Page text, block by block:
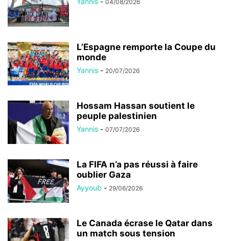
04/08/2026
L’Espagne remporte la Coupe du
monde
Yannis - 20/07/2026
Hossam Hassan soutient le
peuple palestinien
Yannis - 07/07/2026
La FIFA n’a pas réussi à faire
oublier Gaza
Ayyoub - 29/06/2026
Le Canada écrase le Qatar dans
un match sous tension